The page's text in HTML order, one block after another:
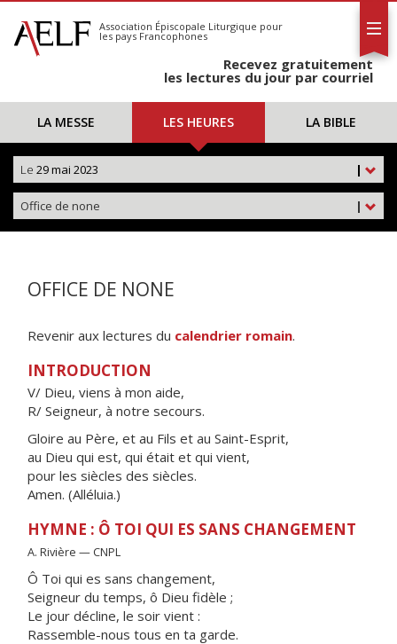
S'abonner
Calendrier
Association Épiscopale Liturgique pour
les pays Francophones
Recevez gratuitement
les lectures du jour par courriel
LA MESSE LES HEURES LA BIBLE
|
Le 29 mai 2023
|
Office de none
OFFICE DE NONE
Revenir aux lectures du calendrier romain.
INTRODUCTION
V/ Dieu, viens à mon aide,
R/ Seigneur, à notre secours.
Gloire au Père, et au Fils et au Saint-Esprit,
au Dieu qui est, qui était et qui vient,
pour les siècles des siècles.
Amen. (Alléluia.)
HYMNE : Ô TOI QUI ES SANS CHANGEMENT
A. Rivière — CNPL
Ô Toi qui es sans changement,
Seigneur du temps, ô Dieu fidèle ;
Le jour décline, le soir vient :
Rassemble-nous tous en ta garde.